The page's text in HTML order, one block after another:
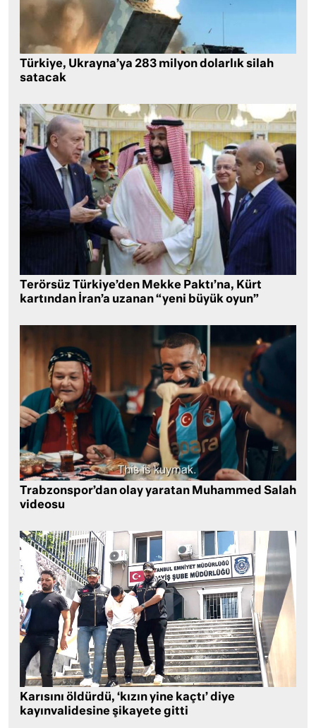
Türkiye, Ukrayna’ya 283 milyon dolarlık silah
satacak
Terörsüz Türkiye’den Mekke Paktı’na, Kürt
kartından İran’a uzanan “yeni büyük oyun”
Trabzonspor’dan olay yaratan Muhammed Salah
videosu
Karısını öldürdü, ‘kızın yine kaçtı’ diye
kayınvalidesine şikayete gitti